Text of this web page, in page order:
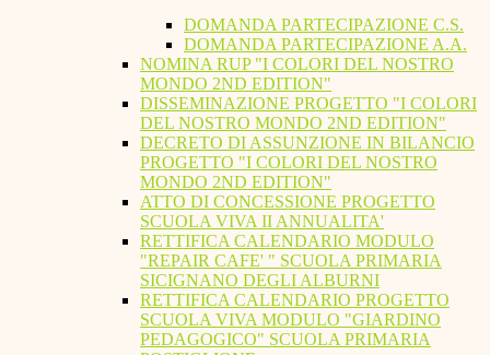
DOMANDA PARTECIPAZIONE C.S.
DOMANDA PARTECIPAZIONE A.A.
NOMINA RUP "I COLORI DEL NOSTRO
MONDO 2ND EDITION"
DISSEMINAZIONE PROGETTO "I COLORI
DEL NOSTRO MONDO 2ND EDITION"
DECRETO DI ASSUNZIONE IN BILANCIO
PROGETTO "I COLORI DEL NOSTRO
MONDO 2ND EDITION"
ATTO DI CONCESSIONE PROGETTO
SCUOLA VIVA II ANNUALITA'
RETTIFICA CALENDARIO MODULO
"REPAIR CAFE' " SCUOLA PRIMARIA
SICIGNANO DEGLI ALBURNI
RETTIFICA CALENDARIO PROGETTO
SCUOLA VIVA MODULO "GIARDINO
PEDAGOGICO" SCUOLA PRIMARIA